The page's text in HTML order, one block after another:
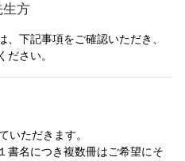
生方
下記事項をご確認いただき、
ださい。
いただきます。
書名につき複数冊はご希望にそ